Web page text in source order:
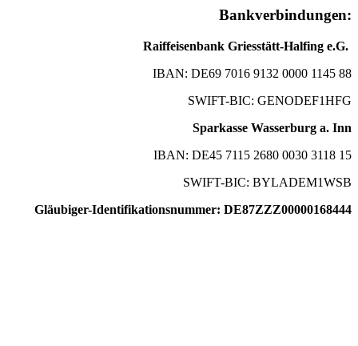
Bankverbindungen:
Raiffeisenbank Griesstätt-Halfing e.G.
IBAN: DE69 7016 9132 0000 1145 88
SWIFT-BIC: GENODEF1HFG
Sparkasse Wasserburg a. Inn
IBAN: DE45 7115 2680 0030 3118 15
SWIFT-BIC: BYLADEM1WSB
Gläubiger-Identifikationsnummer: DE87ZZZ00000168444